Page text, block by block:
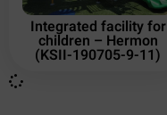
Integrated facility for
children – Hermon
(KSII-190705-9-11)